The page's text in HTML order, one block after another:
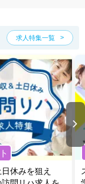
求人特集一覧
休みを狙え